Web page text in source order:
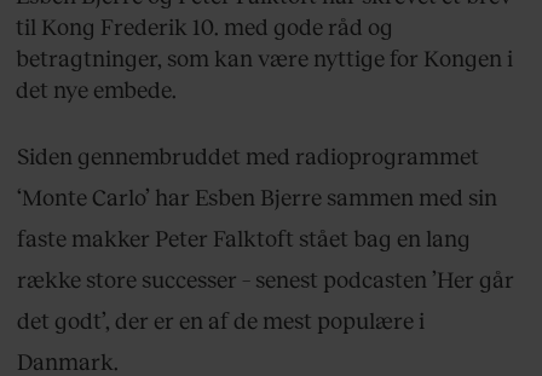
til Kong Frederik 10. med gode råd og
betragtninger, som kan være nyttige for Kongen i
det nye embede.
Siden gennembruddet med radioprogrammet
‘Monte Carlo’ har Esben Bjerre sammen med sin
faste makker Peter Falktoft stået bag en lang
række store successer – senest podcasten ’Her går
det godt’, der er en af de mest populære i
Danmark.